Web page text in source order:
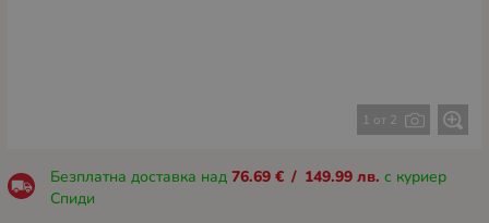
1 от 2
Безплатна доставка над 76.69 € / 149.99 лв. с куриер
Спиди